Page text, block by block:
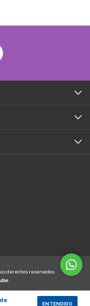
ENTENDIDO
derechos reservados.